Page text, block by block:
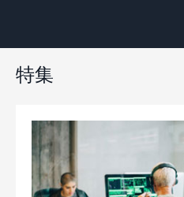
特集